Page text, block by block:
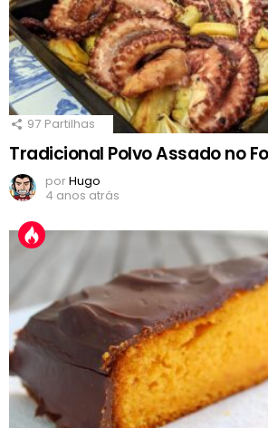
97 Partilhas
Tradicional Polvo Assado no
porHugo
4 anos atrás